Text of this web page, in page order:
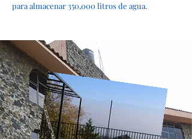
para almacenar 350,000 litros de agua.